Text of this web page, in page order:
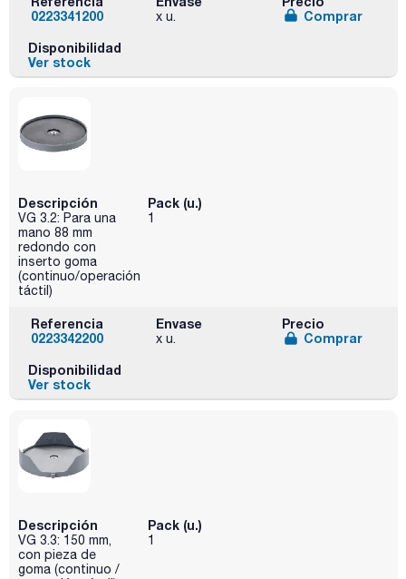
0223341200
x u.
Comprar
Disponibilidad
Ver stock
Descripción
VG 3.2: Para una
mano 88 mm
redondo con
inserto goma
(continuo/operación
táctil)
Pack (u.)
1
Referencia
0223342200
Envase
x u.
Precio
Comprar
Disponibilidad
Ver stock
Descripción
VG 3.3: 150 mm,
con pieza de
goma (continuo /
Pack (u.)
1